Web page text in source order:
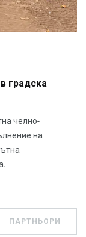
градска
челно-
на
ПАРТНЬОРИ